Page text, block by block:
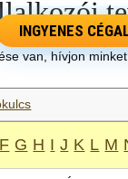
INGYENES
van, hívjon
F G H I J K L M